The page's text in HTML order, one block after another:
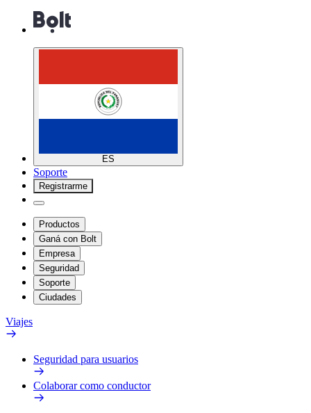
ES
Soporte
Registrarme
Productos
Ganá con Bolt
Empresa
Seguridad
Soporte
Ciudades
Viajes
Seguridad para usuarios
Colaborar como conductor